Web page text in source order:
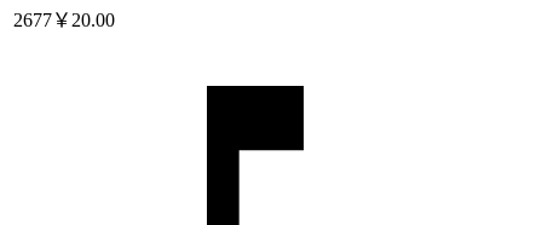
2677￥20.00